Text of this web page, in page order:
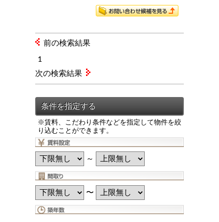
前の検索結果
1
※賃料、こだわり条件などを指定して物件を絞
り込むことができます。
～
〜